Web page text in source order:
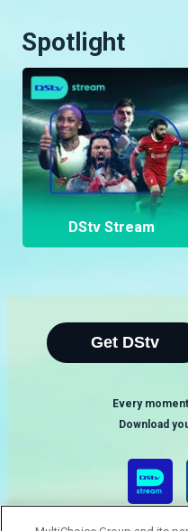
Spotlight
DStv Stream
Get DStv
Every
Download